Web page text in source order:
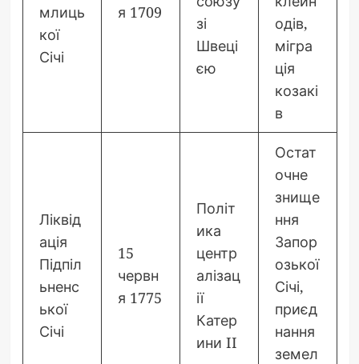
млиць
кої
Січі
я 1709
зі
Швеці
єю
одів,
мігра
ція
козакі
в
Ліквід
ація
Підпіл
ьненс
ької
Січі
15
червн
я 1775
Політ
ика
центр
алізац
ії
Катер
ини II
Остат
очне
знище
ння
Запор
озької
Січі,
приєд
нання
земел